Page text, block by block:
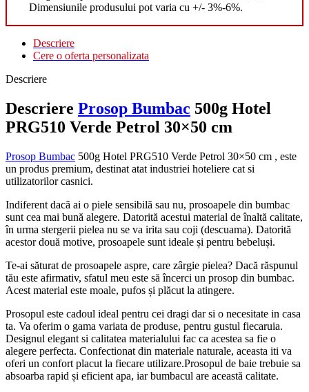
Dimensiunile produsului pot varia cu +/- 3%-6%.
Descriere
Cere o oferta personalizata
Descriere
Descriere Prosop Bumbac 500g Hotel
PRG510 Verde Petrol 30×50 cm
Prosop Bumbac 500g Hotel PRG510 Verde Petrol 30×50 cm , este
un produs premium, destinat atat industriei hoteliere cat si
utilizatorilor casnici.
Indiferent dacă ai o piele sensibilă sau nu, prosoapele din bumbac
sunt cea mai bună alegere. Datorită acestui material de înaltă calitate,
în urma stergerii pielea nu se va irita sau coji (descuama). Datorită
acestor două motive, prosoapele sunt ideale și pentru bebeluși.
Te-ai săturat de prosoapele aspre, care zârgie pielea? Dacă răspunul
tău este afirmativ, sfatul meu este să încerci un prosop din bumbac.
Acest material este moale, pufos și plăcut la atingere.
Prosopul este cadoul ideal pentru cei dragi dar si o necesitate in casa
ta. Va oferim o gama variata de produse, pentru gustul fiecaruia.
Designul elegant si calitatea materialului fac ca acestea sa fie o
alegere perfecta. Confectionat din materiale naturale, aceasta iti va
oferi un confort placut la fiecare utilizare.Prosopul de baie trebuie sa
absoarba rapid și eficient apa, iar bumbacul are această calitate.